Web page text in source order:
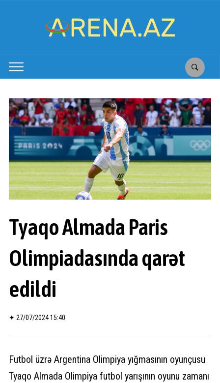
Tyaqo Almada Paris
Olimpiadasında qarət
edildi
✦ 27/07/2024 15:40
Futbol üzrə Argentina Olimpiya yığmasının oyunçusu
Tyaqo Almada Olimpiya futbol yarışının oyunu zamanı